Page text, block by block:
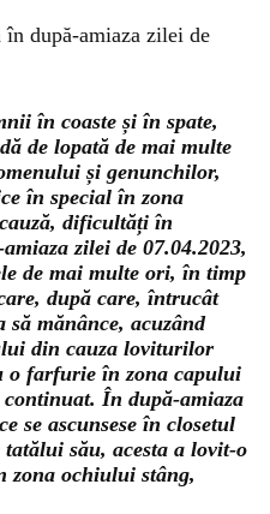
în după-amiaza zilei de
în coaste și în spate,
de lopată de mai multe
și genunchilor,
în special în zona
dificultăți în
zilei de 07.04.2023,
de mai multe ori, în timp
după care, întrucât
să mănânce, acuzând
din cauza loviturilor
o farfurie în zona capului
În după-amiaza
se ascunsese în closetul
său, acesta a lovit-o
zona ochiului stâng,